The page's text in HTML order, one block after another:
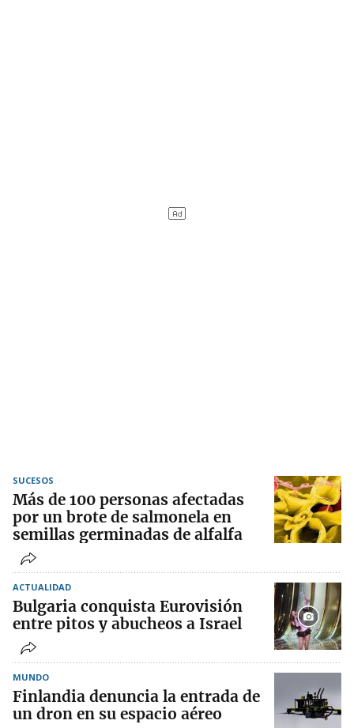
SUCESOS
Más de 100 personas afectadas
por un brote de salmonela en
semillas germinadas de alfalfa
ACTUALIDAD
Bulgaria conquista Eurovisión
entre pitos y abucheos a Israel
MUNDO
Finlandia denuncia la entrada de
un dron en su espacio aéreo